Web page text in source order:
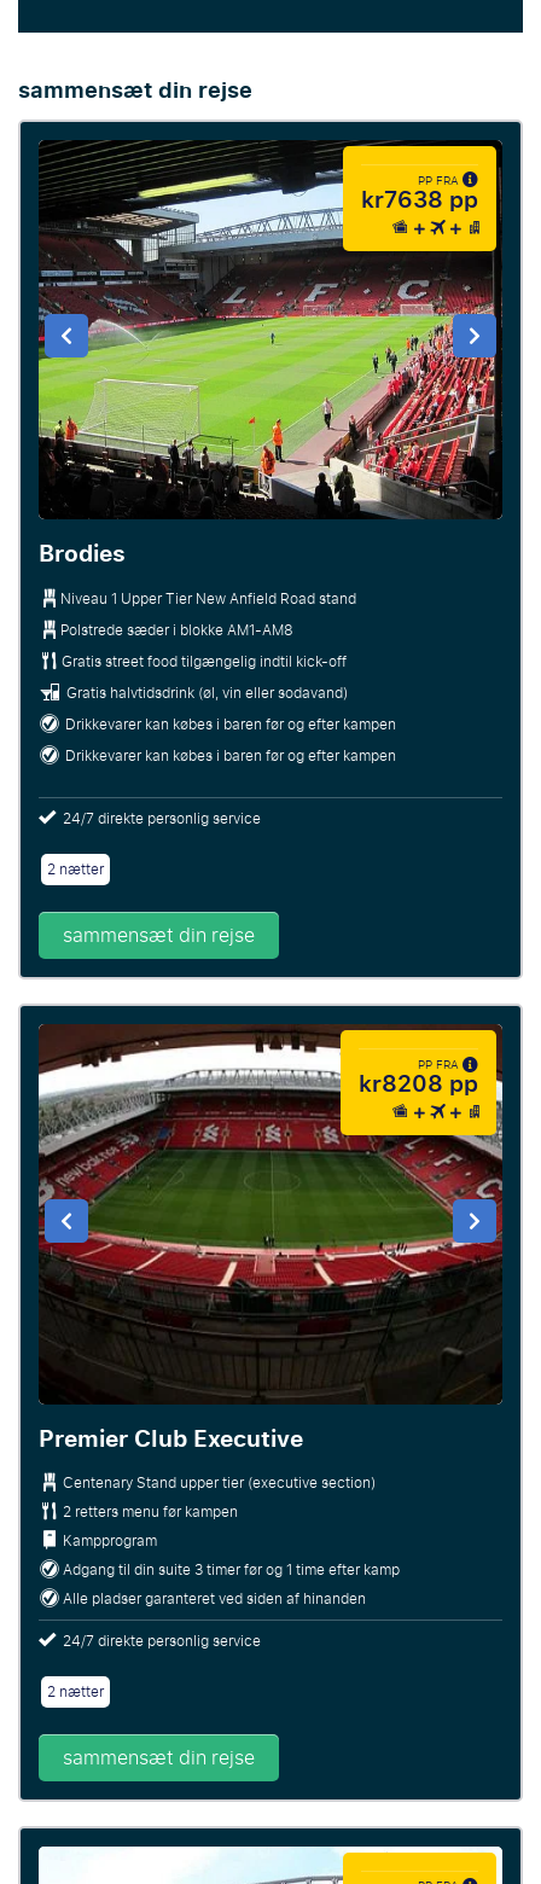
sammensæt din rejse
PP FRA
kr7638 pp
Brodies
Niveau 1 Upper Tier New Anfield Road stand
Polstrede sæder i blokke AM1-AM8
Gratis street food tilgængelig indtil kick-off
Gratis halvtidsdrink (øl, vin eller sodavand)
Drikkevarer kan købes i baren før og efter kampen
Drikkevarer kan købes i baren før og efter kampen
24/7 direkte personlig service
2 nætter
sammensæt din rejse
PP FRA
kr8208 pp
Premier Club Executive
Centenary Stand upper tier (executive section)
2 retters menu før kampen
Kampprogram
Adgang til din suite 3 timer før og 1 time efter kamp
Alle pladser garanteret ved siden af hinanden
24/7 direkte personlig service
2 nætter
sammensæt din rejse